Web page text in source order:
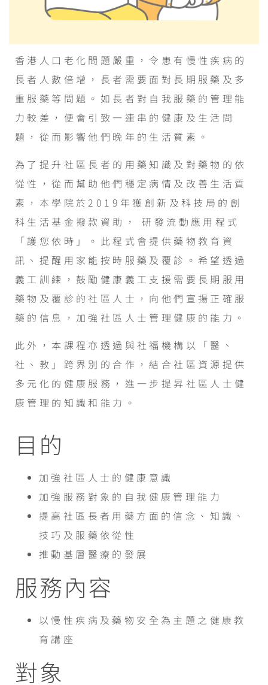
香港人口老化問題嚴重，令患有慢性疾病的
長者人數倍增，長者需要面對長期服藥及多
重服藥等問題。如長者對自我服藥的管理能
力較差，便會引致一連串的健康及生活問
題，從而影響他們晚年的生活質素。
為了提升社區長者的用藥知識及對藥物的依
從性，從而幫助他們穩定病情及改善生活質
素，本學院於2019年獲創新及科技局的創
科生活基金撥款資助， 研發流動應用程式
「護您依時」。此程式會提供藥物教育資
訊、提醒用家能按時服藥及覆診。希望透過
義工訓練，鼓勵健康義工支援需要長期服用
藥物及覆診的社區人士，向他們宣揚正確服
藥的信息，加強社區人士管理健康的能力。
此外，本課程亦透過與社福機構以「醫、
社、教」跨界別的合作，結合社區資源提供
多元化的健康服務，進一步提昇社區人士健
康管理的知識和能力。
目的
加強社區人士的健康意識
加強服務對象的自我健康管理能力
提高社區長者用藥方面的信念、知識、
技巧及服藥依從性
推動基層醫療的發展
服務內容
以慢性疾病及藥物安全為主題之健康教
育講座
對象